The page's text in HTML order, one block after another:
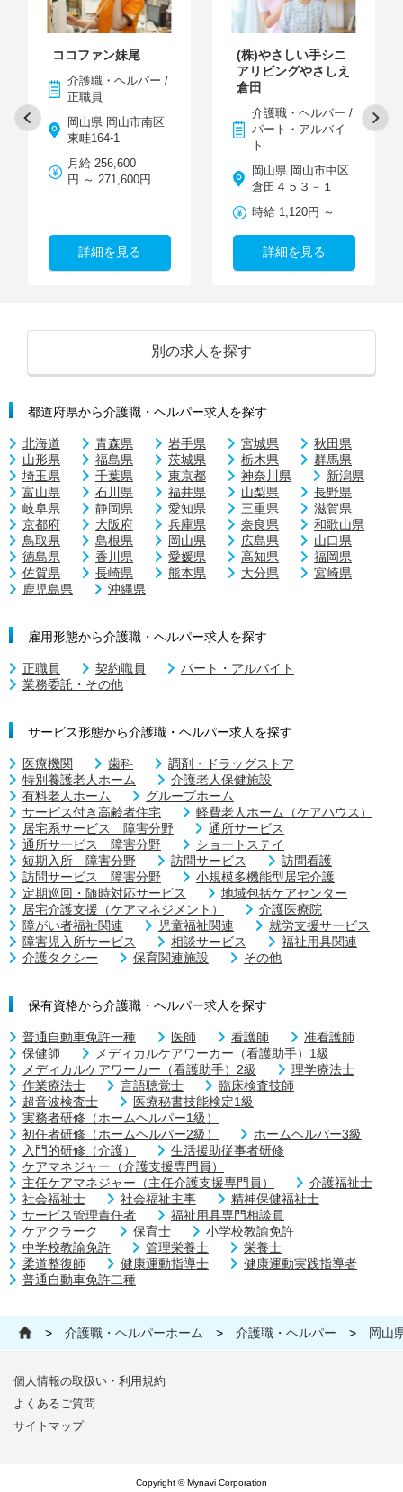
ココファン妹尾
介護職・ヘルパー /
正職員
岡山県 岡山市南区
東畦164-1
月給 256,600
円 ～ 271,600円
詳細を見る
(株)やさしい手シニ
アリビングやさしえ
倉田
介護職・ヘルパー /
パート・アルバイ
ト
岡山県 岡山市中区
倉田４５３－１
時給 1,120円 ～
詳細を見る
別の求人を探す
都道府県から介護職・ヘルパー求人を探す
北海道 青森県 岩手県 宮城県
秋田県
山形県
福島県 茨城県 栃木県
群馬県
埼玉県
千葉県 東京都 神奈川県
新潟県
富山県
石川県 福井県 山梨県
長野県
岐阜県
静岡県 愛知県 三重県
滋賀県
京都府
大阪府 兵庫県 奈良県
和歌山県
鳥取県
島根県 岡山県 広島県
山口県
徳島県
香川県 愛媛県 高知県
福岡県
佐賀県
長崎県 熊本県 大分県
宮崎県
鹿児島県
沖縄県
雇用形態から介護職・ヘルパー求人を探す
正職員 契約職員
パート・アルバイト
業務委託・その他
サービス形態から介護職・ヘルパー求人を探す
医療機関 歯科
調剤・ドラッグストア
特別養護老人ホーム
介護老人保健施設
有料老人ホーム
グループホーム
サービス付き高齢者住宅
軽費老人ホーム（ケアハウス）
居宅系サービス 障害分野
通所サービス
通所サービス 障害分野
ショートステイ
短期入所 障害分野
訪問サービス
訪問看護
訪問サービス 障害分野
小規模多機能型居宅介護
定期巡回・随時対応サービス
地域包括ケアセンター
居宅介護支援（ケアマネジメント）
介護医療院
障がい者福祉関連
児童福祉関連
就労支援サービス
障害児入所サービス
相談サービス
福祉用具関連
介護タクシー
保育関連施設 その他
保有資格から介護職・ヘルパー求人を探す
普通自動車免許一種 医師 看護師
准看護師
保健師
メディカルケアワーカー（看護助手）1級
メディカルケアワーカー（看護助手）2級
理学療法士
作業療法士
言語聴覚士
臨床検査技師
超音波検査士
医療秘書技能検定1級
実務者研修（ホームヘルパー1級）
初任者研修（ホームヘルパー2級）
ホームヘルパー3級
入門的研修（介護）
生活援助従事者研修
ケアマネジャー（介護支援専門員）
主任ケアマネジャー（主任介護支援専門員）
介護福祉士
社会福祉士
社会福祉主事
精神保健福祉士
サービス管理責任者
福祉用具専門相談員
ケアクラーク
保育士
小学校教諭免許
中学校教諭免許
管理栄養士
栄養士
柔道整復師
健康運動指導士
健康運動実践指導者
普通自動車免許二種
> 介護職・ヘルパーホーム > 介護職・ヘルパー > 岡山
個人情報の取扱い・利用規約
よくあるご質問
サイトマップ
Copyright © Mynavi Corporation